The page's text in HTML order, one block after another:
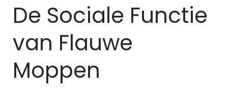
De Sociale Functie
van Flauwe
Moppen